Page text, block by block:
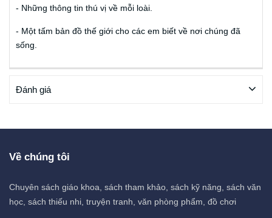
- Những thông tin thú vị về mỗi loài.
- Một tấm bản đồ thế giới cho các em biết về nơi chúng đã
sống.
Đánh giá
Về chúng tôi
Chuyên sách giáo khoa, sách tham khảo, sách kỹ năng, sách văn
học, sách thiếu nhi, truyện tranh, văn phòng phẩm, đồ chơi